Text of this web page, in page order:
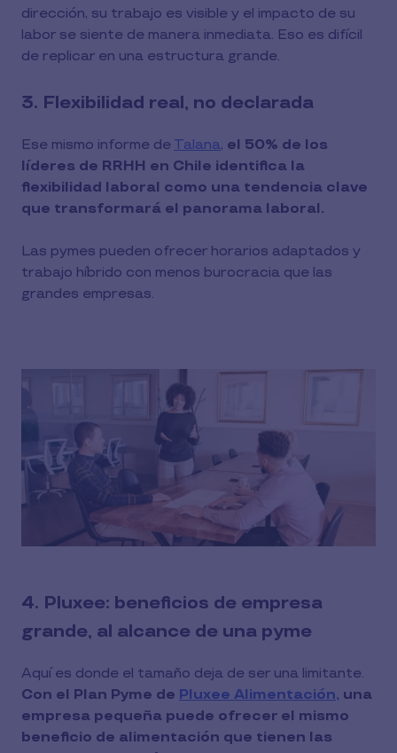
dirección, su trabajo es visible y el impacto de su
labor se siente de manera inmediata. Eso es difícil
de replicar en una estructura grande.
3. Flexibilidad real, no declarada
Ese mismo informe de Talana, el 50% de los
líderes de RRHH en Chile identifica la
flexibilidad laboral como una tendencia clave
que transformará el panorama laboral.
Las pymes pueden ofrecer horarios adaptados y
trabajo híbrido con menos burocracia que las
grandes empresas.
4. Pluxee: beneficios de empresa
grande, al alcance de una pyme
Aquí es donde el tamaño deja de ser una limitante.
Con el Plan Pyme de Pluxee Alimentación, una
empresa pequeña puede ofrecer el mismo
beneficio de alimentación que tienen las